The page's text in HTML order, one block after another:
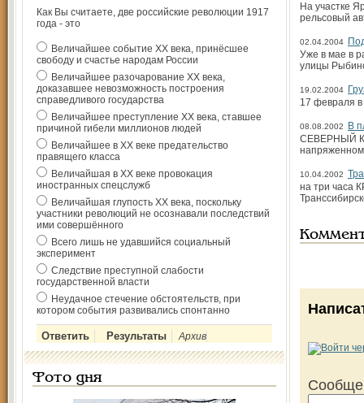
Как Вы считаете, две российские революции 1917
года - это
Величайшее событие ХХ века, принёсшее
свободу и счастье народам России
Величайшее разочарование ХХ века,
доказавшее невозможность построения
справедливого государства
Величайшее преступление ХХ века, ставшее
причиной гибели миллионов людей
Величайшее в ХХ веке предательство
правящего класса
Величайшая в ХХ веке провокация
иностранных спецслужб
Величайшая глупость ХХ века, поскольку
участники революций не осознавали последствий
ими совершённого
Всего лишь не удавшийся социальный
эксперимент
Следствие преступной слабости
государственной власти
Неудачное стечение обстоятельств, при
котором события развивались спонтанно
Архив
Фото дня
На участке
рельсовый
02.04.2004
Уже в мае в
улицы
19.02.2004
17 февраля
08.08.2002
В
СЕВЕРНЫЙ
напряженном
10.04.2002
на три часа